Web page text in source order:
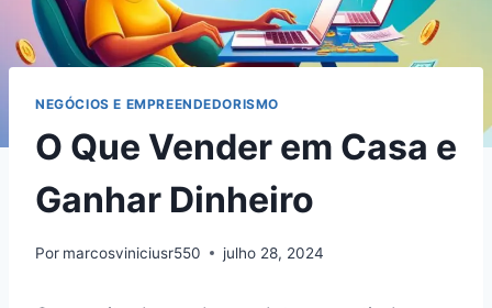
NEGÓCIOS E EMPREENDEDORISMO
O Que Vender em Casa e
Ganhar Dinheiro
Por marcosviniciusr550 julho 28, 2024